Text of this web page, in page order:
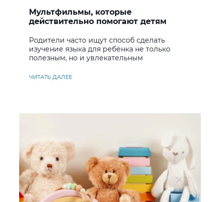
Мультфильмы, которые
действительно помогают детям
Родители часто ищут способ сделать
изучение языка для ребёнка не только
полезным, но и увлекательным
ЧИТАТЬ ДАЛЕЕ